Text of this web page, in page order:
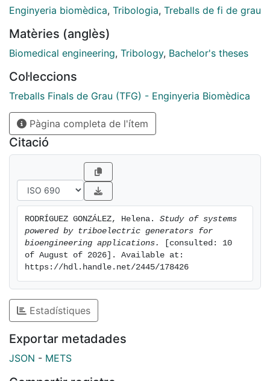
Enginyeria biomèdica, Tribologia, Treballs de fi de grau
Matèries (anglès)
Biomedical engineering, Tribology, Bachelor's theses
Col·leccions
Treballs Finals de Grau (TFG) - Enginyeria Biomèdica
Pàgina completa de l'ítem
Citació
RODRÍGUEZ GONZÁLEZ, Helena. Study of systems
powered by triboelectric generators for
bioengineering applications.
[consulted: 10
of August of 2026]. Available at:
https://hdl.handle.net/2445/178426
Estadístiques
Exportar metadades
JSON - METS